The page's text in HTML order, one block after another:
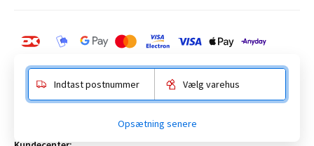
Anelystparken 16, 8381 Tilst. CVR-nummer 19555305
Indtast postnummer Vælg varehus
Opsætning senere